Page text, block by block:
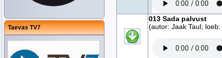
Taevas TV7
013 Sada palvust
(autor: Jaak Taul;